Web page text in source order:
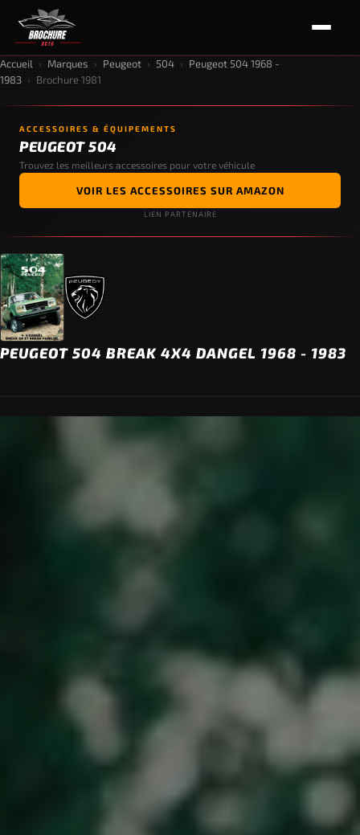
Accueil › Marques › Peugeot › 504 › Peugeot 504 1968 -
1983 › Brochure 1981
ACCESSOIRES & ÉQUIPEMENTS
PEUGEOT 504
Trouvez les meilleurs accessoires pour votre véhicule
VOIR LES ACCESSOIRES SUR AMAZON
LIEN PARTENAIRE
PEUGEOT 504 BREAK 4X4 DANGEL 1968 - 1983